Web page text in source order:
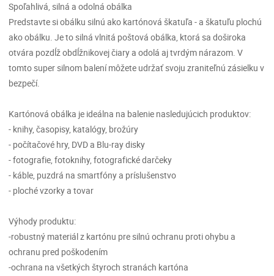
Spoľahlivá, silná a odolná obálka
Predstavte si obálku silnú ako kartónová škatuľa - a škatuľu plochú
ako obálku. Je to silná vlnitá poštová obálka, ktorá sa doširoka
otvára pozdĺž obdĺžnikovej čiary a odolá aj tvrdým nárazom. V
tomto super silnom balení môžete udržať svoju zraniteľnú zásielku v
bezpečí.
Kartónová obálka je ideálna na balenie nasledujúcich produktov:
- knihy, časopisy, katalógy, brožúry
- počítačové hry, DVD a Blu-ray disky
- fotografie, fotoknihy, fotografické darčeky
- káble, puzdrá na smartfóny a príslušenstvo
- ploché vzorky a tovar
Výhody produktu:
-robustný materiál z kartónu pre silnú ochranu proti ohybu a
ochranu pred poškodením
-ochrana na všetkých štyroch stranách kartóna